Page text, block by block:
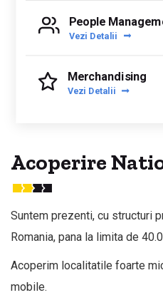
People
Vezi Detalii
Merchandising
Vezi Detalii
Acoperire
Suntem prezenti, cu structuri
Romania, pana la limita de
Acoperim localitatile foarte
mobile.